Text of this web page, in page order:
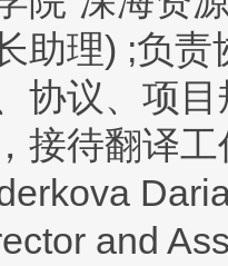
助理) ;负
协议、项
接待翻译
and